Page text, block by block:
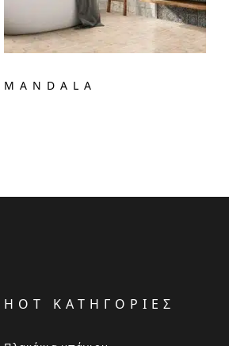
MANDALA
HOT ΚΑΤΗΓΟΡΙΕΣ